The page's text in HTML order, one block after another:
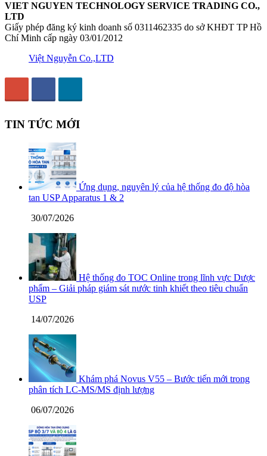
VIET NGUYEN TECHNOLOGY SERVICE TRADING CO.,
LTD
Giấy phép đăng ký kinh doanh số 0311462335 do sở KHĐT TP Hồ
Chí Minh cấp ngày 03/01/2012
Việt Nguyễn Co.,LTD
TIN TỨC MỚI
Ứng dụng, nguyên lý của hệ thống đo độ hòa
tan USP Apparatus 1 & 2
30/07/2026
Hệ thống đo TOC Online trong lĩnh vực Dược
phẩm – Giải pháp giám sát nước tinh khiết theo tiêu chuẩn
USP
14/07/2026
Khám phá Novus V55 – Bước tiến mới trong
phân tích LC-MS/MS định lượng
06/07/2026